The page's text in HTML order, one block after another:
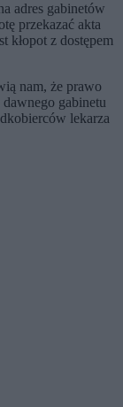
adres gabinetów
przekazać akta
kłopot z dostępem
nam, że prawo
gabinetu
lekarza